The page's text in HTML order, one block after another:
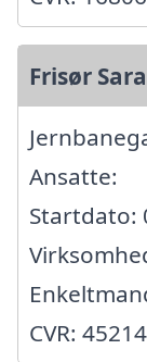
Frisør
Ansatte:
Startdato:
CVR: